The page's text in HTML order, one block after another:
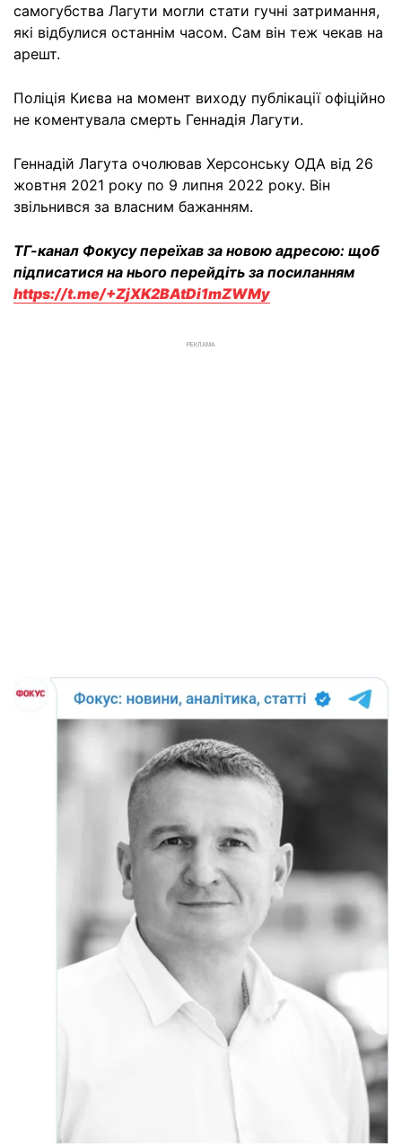
самогубства Лагути могли стати гучні затримання,
які відбулися останнім часом. Сам він теж чекав на
арешт.
Поліція Києва на момент виходу публікації офіційно
не коментувала смерть Геннадія Лагути.
Геннадій Лагута очолював Херсонську ОДА від 26
жовтня 2021 року по 9 липня 2022 року. Він
звільнився за власним бажанням.
ТГ-канал Фокусу переїхав за новою адресою: щоб
підписатися на нього перейдіть за посиланням
https://t.me/+ZjXK2BAtDi1mZWMy
РЕКЛАМА